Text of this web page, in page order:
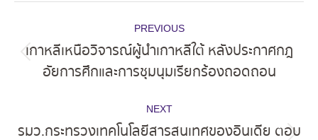
navigation
PREVIOUS
Previous
post:
เกาหลีเหนือวิจารณ์ผู้นำเกาหลีใต้ หลังประกาศกฎ
อัยการศึกและการชุมนุมเรียกร้องถอดถอน
NEXT
รมว.กระทรวงเทคโนโลยีสารสนเทศของอินเดีย ตอบ